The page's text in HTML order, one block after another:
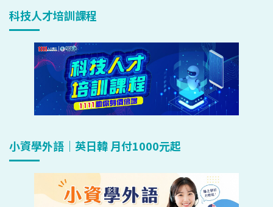
科技人才培訓課程
小資學外語｜英日韓 月付1000元起